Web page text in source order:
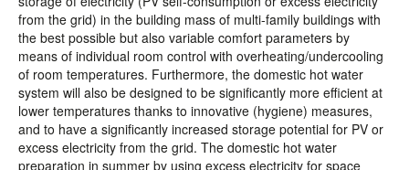
from the grid) in the building mass of multi-family buildings with
the best possible but also variable comfort parameters by
means of individual room control with overheating/undercooling
of room temperatures. Furthermore, the domestic hot water
system will also be designed to be significantly more efficient at
lower temperatures thanks to innovative (hygiene) measures,
and to have a significantly increased storage potential for PV or
excess electricity from the grid. The domestic hot water
preparation in summer by using excess electricity for space